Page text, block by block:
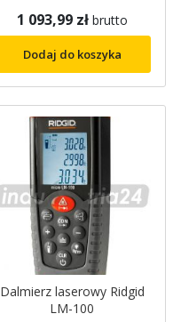
1 093,99 zł brutto
Dodaj do koszyka
Dalmierz laserowy Ridgid
LM-100